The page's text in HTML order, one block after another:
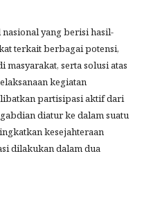
yang berisi hasil-
terkait berbagai potensi,
masyarakat, serta solusi atas
kegiatan
partisipasi aktif dari
diatur ke dalam suatu
kesejahteraan
dilakukan dalam dua